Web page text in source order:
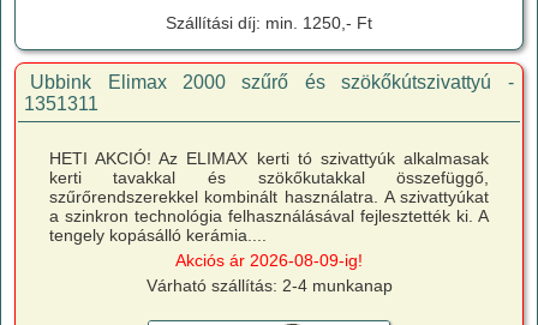
Szállítási díj: min. 1250,- Ft
Ubbink Elimax 2000 szűrő és szökőkútszivattyú -
1351311
HETI AKCIÓ! Az ELIMAX kerti tó szivattyúk alkalmasak
kerti tavakkal és szökőkutakkal összefüggő,
szűrőrendszerekkel kombinált használatra. A szivattyúkat
a szinkron technológia felhasználásával fejlesztették ki. A
tengely kopásálló kerámia....
Akciós ár 2026-08-09-ig!
Várható szállítás: 2-4 munkanap